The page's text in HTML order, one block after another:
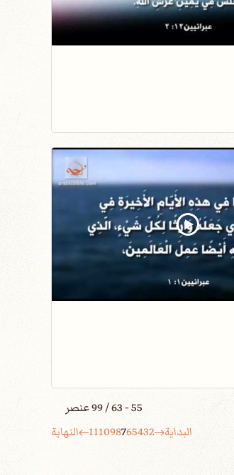
55 - 63 / 99 عنصر
البداية
2
3
4
5
6
7
8
9
10
11 النهاية